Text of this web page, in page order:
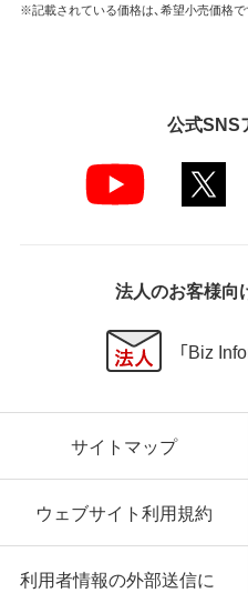
※記載されている価格は、希望小売価格で
公式SNS
法人のお客様向
「Biz
サイトマップ
ウェブサイト利用規約
利用者情報の外部送信に